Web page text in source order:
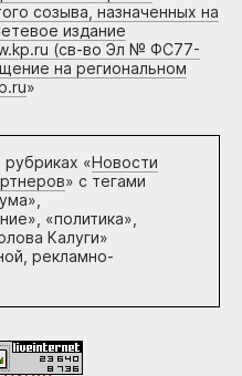
созыва, назначенных на
издание
(св-во Эл № ФС77-
на региональном
»
«Новости
» с тегами
«политика»,
Калуги»
рекламно-